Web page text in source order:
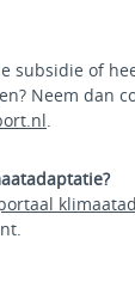
subsidie of
Neem dan
.